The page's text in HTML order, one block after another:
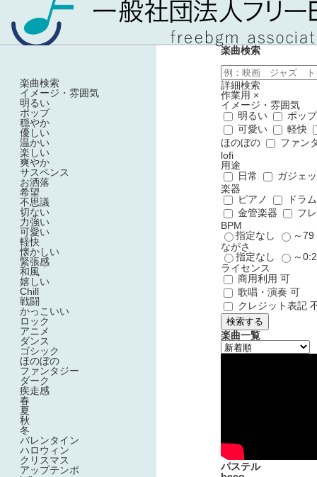
楽曲検索
イメージ・雰囲気
明るい
ポップ
穏やか
優しい
温かい
楽しい
爽やか
サスペンス
お洒落
希望
不思議
切ない
力強い
可愛い
軽快
懐かしい
緊張感
和風
嬉しい
Chill
戦闘
かっこいい
ロック
アニメ
ダンス
ゴシック
ほのぼの
ファンタジー
ダーク
疾走感
春
夏
秋
冬
バレンタイン
ハロウィン
クリスマス
アップテンポ
楽曲検索
詳細検索
作業用 ×
イメージ・雰囲気
明るい
ポッ
可愛い
軽快
ほのぼの
ファン
lofi
用途
日常
ガジェ
楽器
ピアノ
ドラ
金管楽器
フ
BPM
指定なし
～79
ながさ
指定なし
～
ライセンス
商用利用 可
歌唱・演奏 可
クレジット表記
検索する
楽曲一覧
パステル